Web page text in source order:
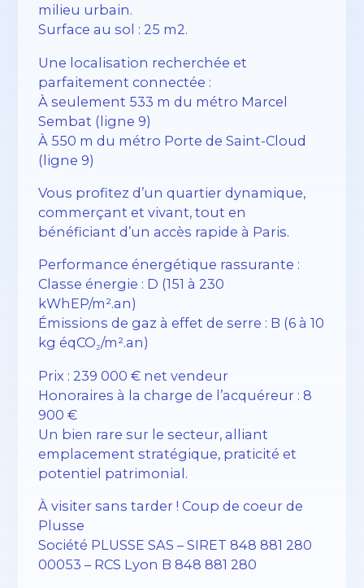
milieu urbain.
Surface au sol : 25 m2.
Une localisation recherchée et
parfaitement connectée :
À seulement 533 m du métro Marcel
Sembat (ligne 9)
À 550 m du métro Porte de Saint-Cloud
(ligne 9)
Vous profitez d’un quartier dynamique,
commerçant et vivant, tout en
bénéficiant d’un accès rapide à Paris.
Performance énergétique rassurante :
Classe énergie : D (151 à 230
kWhEP/m².an)
Émissions de gaz à effet de serre : B (6 à 10
kg éqCO₂/m².an)
Prix : 239 000 € net vendeur
Honoraires à la charge de l’acquéreur : 8
900 €
Un bien rare sur le secteur, alliant
emplacement stratégique, praticité et
potentiel patrimonial.
À visiter sans tarder ! Coup de coeur de
Plusse
Société PLUSSE SAS – SIRET 848 881 280
00053 – RCS Lyon B 848 881 280